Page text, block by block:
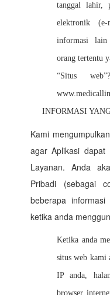
tanggal lahir,
elektronik
informasi lain
orang tertentu
“Situs
INFORMASI
Kami
agar Aplikasi dapat
Layanan. Anda
Pribadi (sebagai
beberapa
ketika anda
Ketika anda
situs web kami
IP anda,
browser